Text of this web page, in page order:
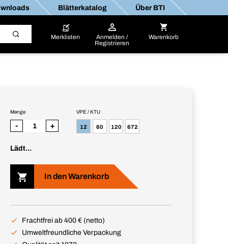
Blätterkatalog Über BTI
Merklisten
Anmelden /
Registrieren
Warenkorb
VPE / KTU
12 60 120 672
Menge
- +
Lädt...
In den Warenkorb
Frachtfrei ab 400 € (netto)
Umweltfreundliche Verpackung